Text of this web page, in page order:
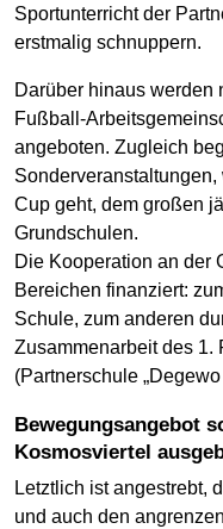
Sportunterricht der
erstmalig schnuppern.
Darüber hinaus werden
Fußball-
angeboten. Zugleich
Cup geht, dem großen
Grundschulen.
Die Kooperation an der
Bereichen finanziert:
Schule, zum anderen
Zusammenarbeit des 1.
(Partnerschule „Degewo
Bewegungsangebot soll für alle Kinder im
Kosmosviertel
Letztlich ist angestrebt,
und auch den